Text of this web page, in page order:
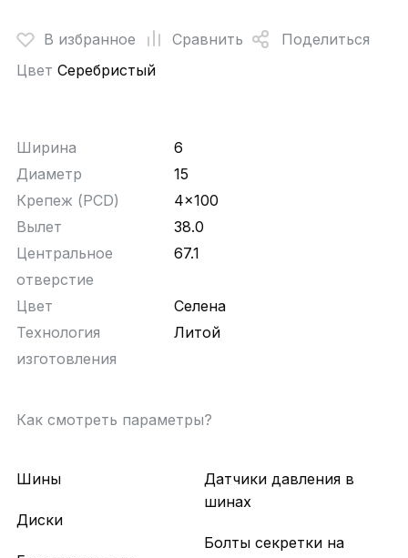
В избранное Сравнить
Поделиться
Цвет Серебристый
Ширина
6
Диаметр
15
Крепеж (PCD)
4x100
Вылет
38.0
Центральное
отверстие
67.1
Цвет
Селена
Технология
изготовления
Литой
Как смотреть параметры?
Шины
Диски
Датчики давления в
шинах
Болты секретки на